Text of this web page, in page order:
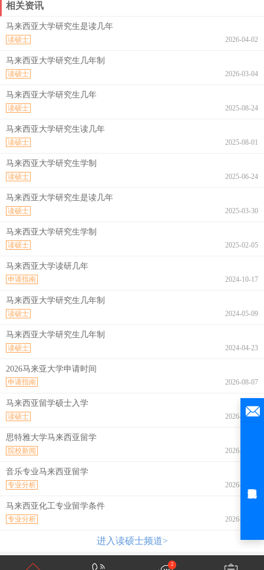
相关资讯
马来西亚大学研究生是读几年
2026-04-02
读硕士
马来西亚大学研究生几年制
2026-03-04
读硕士
马来西亚大学研究生几年
2025-08-24
读硕士
马来西亚大学研究生读几年
2025-08-01
读硕士
马来西亚大学研究生学制
2025-06-24
读硕士
马来西亚大学研究生是读几年
2025-03-30
读硕士
马来西亚大学研究生学制
2025-02-05
读硕士
马来西亚大学读研几年
2024-10-17
申请指南
马来西亚大学研究生几年制
2024-05-09
读硕士
马来西亚大学研究生几年制
2024-04-23
读硕士
2026马来亚大学申请时间
2026-08-07
申请指南
马来西亚留学硕士入学
2026-08-07
读硕士
思特雅大学马来西亚留学
2026-08-07
院校新闻
音乐专业马来西亚留学
2026-08-07
专业分析
马来西亚化工专业留学条件
2026-08-07
专业分析
进入读硕士频道>
2